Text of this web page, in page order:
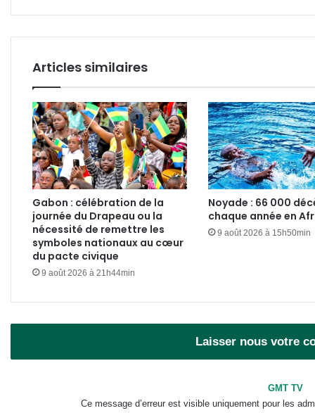
Articles similaires
Gabon : célébration de la
journée du Drapeau ou la
nécessité de remettre les
symboles nationaux au cœur
du pacte civique
9 août 2026 à 21h44min
Noyade : 66 000
chaque année en
9 août 2026 à 15h50min
Laisser nous votre
GMT TV
Ce message d’erreur est visible uniquement pour les